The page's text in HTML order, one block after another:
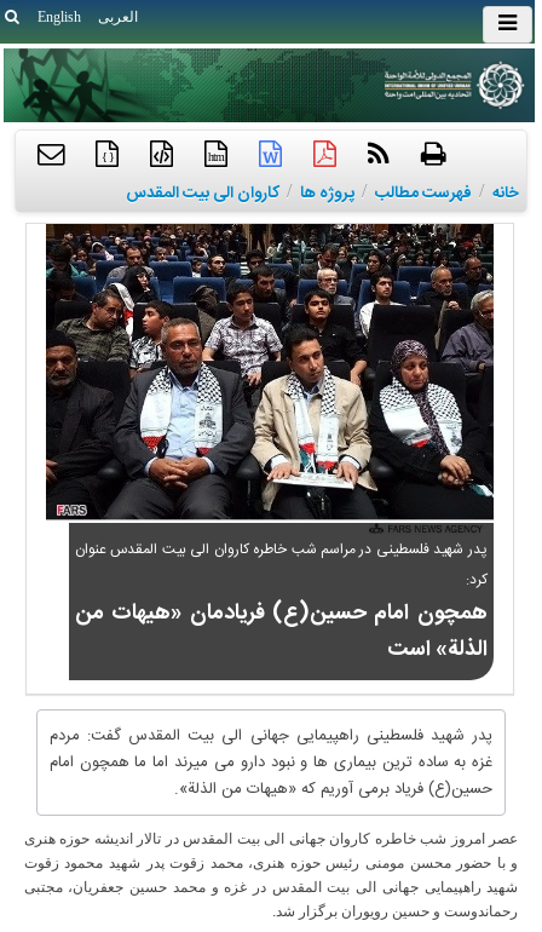
English العربی
htm
{ }
خانه / فهرست مطالب / پروژه ها / کاروان الی بیت المقدس
پدر شهید فلسطینی در مراسم شب خاطره کاروان الی بیت المقدس عنوان
کرد:
همچون امام حسین(ع) فریادمان «هیهات من
الذلة» است
پدر شهید فلسطینی راهپیمایی جهانی الی بیت المقدس گفت: مردم
غزه به ساده ترین بیماری ها و نبود دارو می میرند اما ما همچون امام
حسین(ع) فریاد برمی آوریم که «هیهات من الذلة».
عصر امروز شب خاطره کاروان جهانی الی بیت المقدس در تالار اندیشه حوزه هنری
و با حضور محسن مومنی رئیس حوزه هنری، محمد زقوت پدر شهید محمود زقوت
شهید راهپیمایی جهانی الی بیت المقدس در غزه و محمد حسین جعفریان، مجتبی
رحماندوست و حسین رویوران برگزار شد.